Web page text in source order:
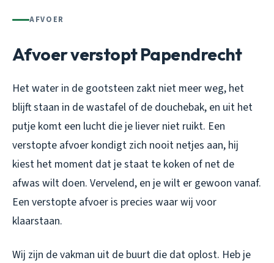
AFVOER
Afvoer verstopt Papendrecht
Het water in de gootsteen zakt niet meer weg, het
blijft staan in de wastafel of de douchebak, en uit het
putje komt een lucht die je liever niet ruikt. Een
verstopte afvoer kondigt zich nooit netjes aan, hij
kiest het moment dat je staat te koken of net de
afwas wilt doen. Vervelend, en je wilt er gewoon vanaf.
Een verstopte afvoer is precies waar wij voor
klaarstaan.
Wij zijn de vakman uit de buurt die dat oplost. Heb je